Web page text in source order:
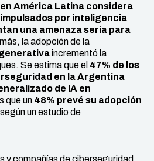
América Latina considera
por inteligencia
una amenaza seria para
la adopción de la
incrementó la
Se estima que el 47% de los
en la Argentina
de IA en
que un 48% prevé su adopción
un estudio de
y compañías de ciberseguridad,